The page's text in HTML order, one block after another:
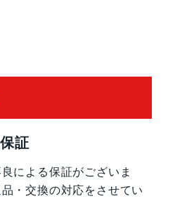
証
による保証がございま
・交換の対応をさせてい